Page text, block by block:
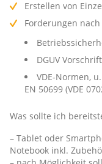
Erstellen von
Forderungen
DGUV
VDE-Normen,
EN 50699 (VDE
Was sollte ich
– Tablet oder
Notebook inkl.